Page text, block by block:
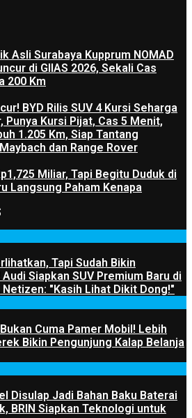
Asli Surabaya Kupprum NOMAD
di GIIAS 2026, Sekali Cas
200 Km
BYD Rilis SUV 4 Kursi Seharga
Punya Kursi Pijat, Cas 5 Menit,
1.205 Km, Siap Tantang
dan Range Rover
Miliar, Tapi Begitu Duduk di
Langsung Paham Kenapa
Tapi Sudah Bikin
Audi Siapkan SUV Premium Baru di
Netizen: "Kasih Lihat Dikit Dong!"
Cuma Pamer Mobil! Lebih
Bikin Pengunjung Kalap Belanja
Disulap Jadi Bahan Baku Baterai
BRIN Siapkan Teknologi untuk